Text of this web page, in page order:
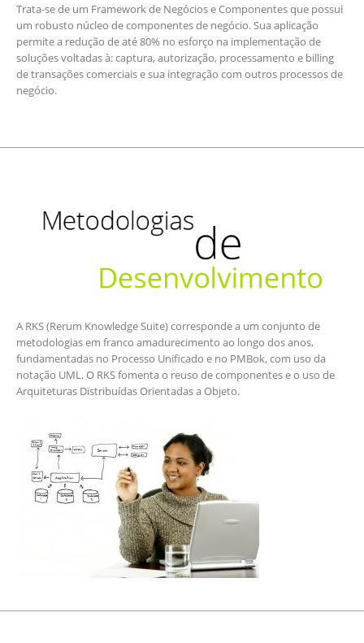
Trata-se de um Framework de Negócios e Componentes que possui
um robusto núcleo de componentes de negócio. Sua aplicação
permite a redução de até 80% no esforço na implementação de
soluções voltadas à: captura, autorização, processamento e billing
de transações comerciais e sua integração com outros processos de
negócio.
A RKS (Rerum Knowledge Suite) corresponde a um conjunto de
metodologias em franco amadurecimento ao longo dos anos,
fundamentadas no Processo Unificado e no PMBok, com uso da
notação UML. O RKS fomenta o reuso de componentes e o uso de
Arquiteturas Distribuídas Orientadas a Objeto.